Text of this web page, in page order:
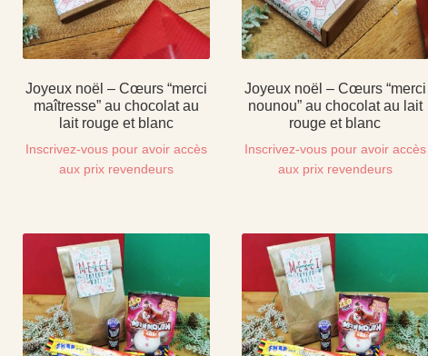
Joyeux noël – Cœurs “merci
maîtresse” au chocolat au
lait rouge et blanc
Inscrivez-vous pour avoir accès
aux prix revendeurs
Joyeux noël – Cœurs “merci
nounou” au chocolat au lait
rouge et blanc
Inscrivez-vous pour avoir accès
aux prix revendeurs